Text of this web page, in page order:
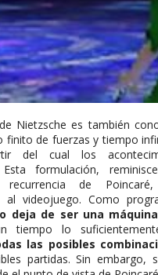
Nietzsche es también
finito de fuerzas y tiempo
del cual los
Esta formulación,
de
al videojuego. Como
deja de ser una
tiempo lo
las posibles
partidas. Sin embargo,